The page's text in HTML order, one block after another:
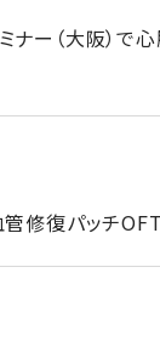
ナー（大阪）で
管修復パッチ